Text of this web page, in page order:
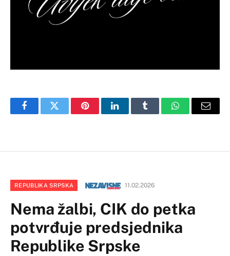
FacebookTwitter PinterestLinkedInTumblr WhatsAppEmail
REPUBLIKA SRPSKA 11.02.2026
Nema žalbi, CIK do petka
potvrđuje predsjednika
Republike Srpske